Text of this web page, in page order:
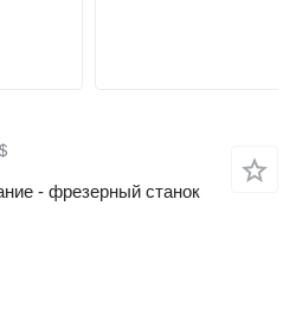
- фрезерный станок